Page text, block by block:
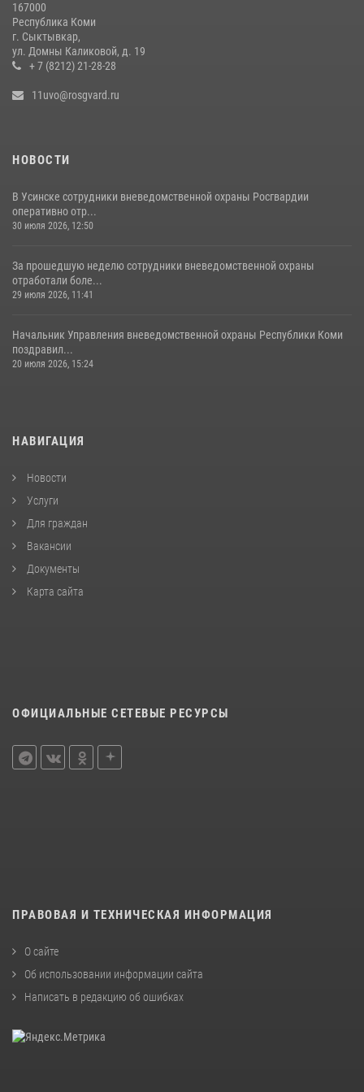
За прошедшую неделю сотрудники вневедомственной охраны
отработали более 100 тревог, поступивших с охраняемых объектов
29 июля 2026, 11:41
167000
Республика Коми
г. Сыктывкар,
ул. Домны Каликовой, д. 19
+ 7 (8212) 21-28-28
11uvo@rosgvard.ru
НОВОСТИ
В Усинске сотрудники вневедомственной охраны Росгвардии
оперативно отр...
30 июля 2026, 12:50
За прошедшую неделю сотрудники вневедомственной охраны
отработали боле...
29 июля 2026, 11:41
Начальник Управления вневедомственной охраны Республики Коми
поздравил...
20 июля 2026, 15:24
НАВИГАЦИЯ
Новости
Услуги
Для граждан
Вакансии
Документы
Карта сайта
ОФИЦИАЛЬНЫЕ СЕТЕВЫЕ РЕСУРСЫ
ПРАВОВАЯ И ТЕХНИЧЕСКАЯ ИНФОРМАЦИЯ
О сайте
Об использовании информации сайта
Написать в редакцию об ошибках